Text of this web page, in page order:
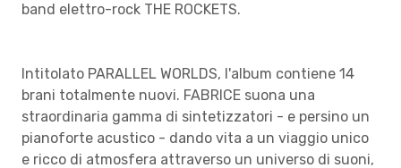
band elettro-rock THE ROCKETS.
Intitolato PARALLEL WORLDS, l'album contiene 14
brani totalmente nuovi. FABRICE suona una
straordinaria gamma di sintetizzatori - e persino un
pianoforte acustico - dando vita a un viaggio unico
e ricco di atmosfera attraverso un universo di suoni,